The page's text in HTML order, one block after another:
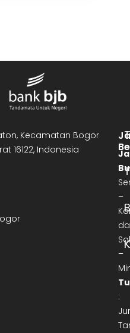
Kecamatan Bogor
16122, Indonesia
–
–
: